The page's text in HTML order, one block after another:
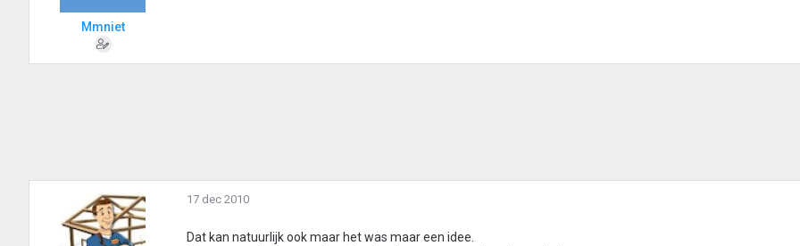
Mmniet
17 dec 2010
Dat kan natuurlijk ook maar het was maar een idee.